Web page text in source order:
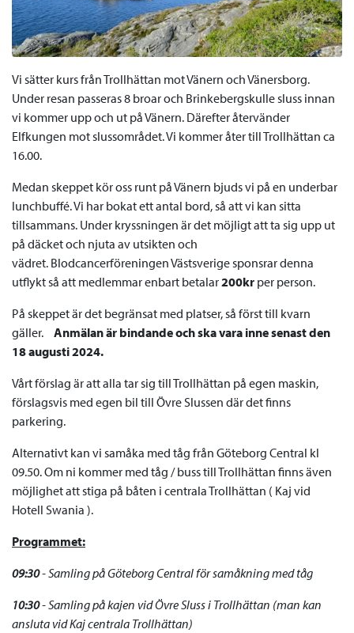
Vi sätter kurs från Trollhättan mot Vänern och Vänersborg.
Under resan passeras 8 broar och Brinkebergskulle sluss innan
vi kommer upp och ut på Vänern. Därefter återvänder
Elfkungen mot slussområdet. Vi kommer åter till Trollhättan ca
16.00.
Medan skeppet kör oss runt på Vänern bjuds vi på en underbar
lunchbuffé. Vi har bokat ett antal bord, så att vi kan sitta
tillsammans. Under kryssningen är det möjligt att ta sig upp ut
på däcket och njuta av utsikten och
vädret. Blodcancerföreningen Västsverige sponsrar denna
utflykt så att medlemmar enbart betalar200kr per person.
På skeppet är det begränsat med platser, så först till kvarn
gäller. Anmälan är bindande och ska vara inne senast den
18 augusti 2024.
Vårt förslag är att alla tar sig till Trollhättan på egen maskin,
förslagsvis med egen bil till Övre Slussen där det finns
parkering.
Alternativt kan vi samåka med tåg från Göteborg Central kl
09.50. Om ni kommer med tåg / buss till Trollhättan finns även
möjlighet att stiga på båten i centrala Trollhättan ( Kaj vid
Hotell Swania ).
Programmet:
09:30- Samling på Göteborg Central för samåkning med tåg
10:30- Samling på kajen vid Övre Sluss i Trollhättan (man kan
ansluta vid Kaj centrala Trollhättan)